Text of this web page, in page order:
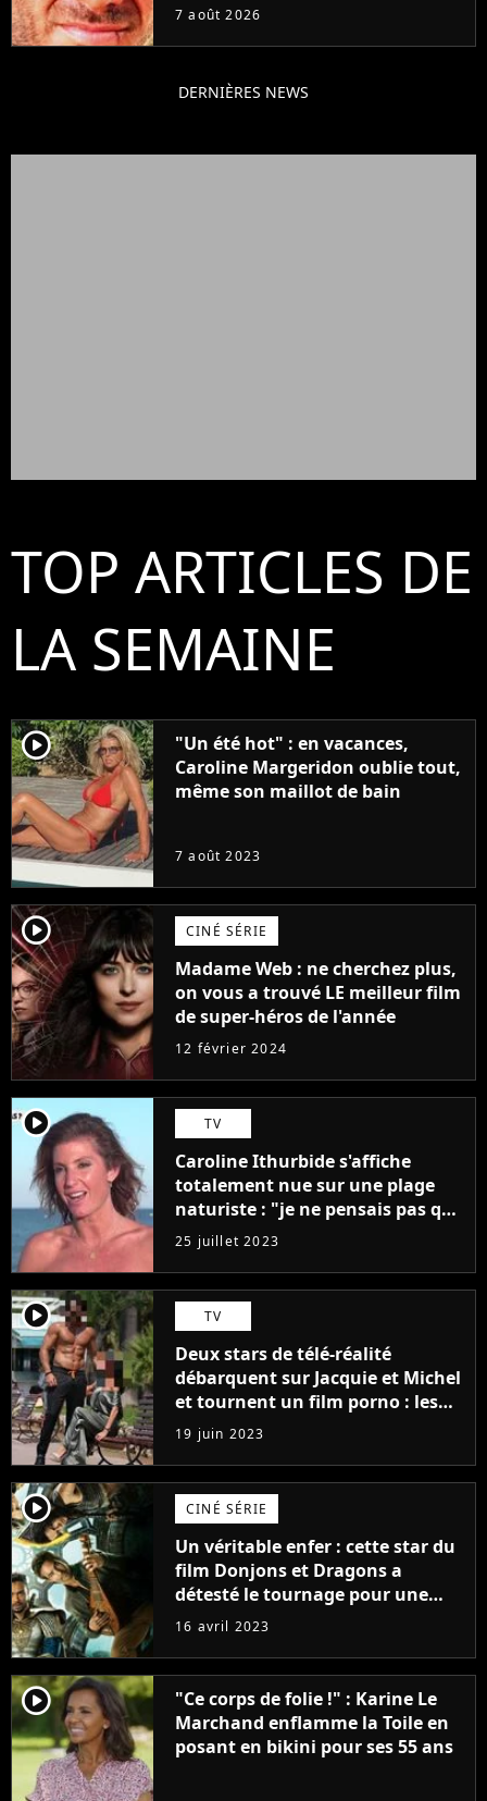
grands succès de tous les temps
7 août 2026
DERNIÈRES NEWS
TOP ARTICLES DE
LA SEMAINE
player2
"Un été hot" : en vacances,
Caroline Margeridon oublie tout,
même son maillot de bain
7 août 2023
player2 CINÉ SÉRIE
Madame Web : ne cherchez plus,
on vous a trouvé LE meilleur film
de super-héros de l'année
12 février 2024
player2 TV
Caroline Ithurbide s'affiche
totalement nue sur une plage
naturiste : "je ne pensais pas que
j'arriverais à le faire..."
25 juillet 2023
player2 TV
Deux stars de télé-réalité
débarquent sur Jacquie et Michel
et tournent un film porno : les
premières images du tournage
(exclu)
19 juin 2023
player2 CINÉ SÉRIE
Un véritable enfer : cette star du
film Donjons et Dragons a
détesté le tournage pour une
raison très spéciale
16 avril 2023
player2
"Ce corps de folie !" : Karine Le
Marchand enflamme la Toile en
posant en bikini pour ses 55 ans